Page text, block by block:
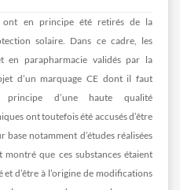
ont en principe été retirés de la
solaire. Dans ce cadre, les
en parapharmacie validés par la
d’un marquage CE dont il faut
d’une haute qualité
ont toutefois été accusés d’être
notamment d’études réalisées
que ces substances étaient
d’être à l’origine de modifications